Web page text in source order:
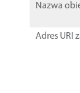
Nazwa
Adres URI